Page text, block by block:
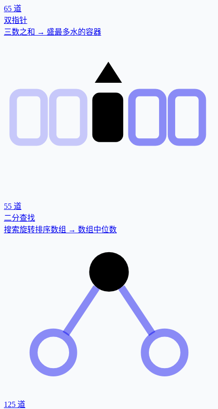
65 道
双指针
三数之和 → 盛最多水的容器
55 道
二分查找
搜索旋转排序数组 → 数组中位数
125 道